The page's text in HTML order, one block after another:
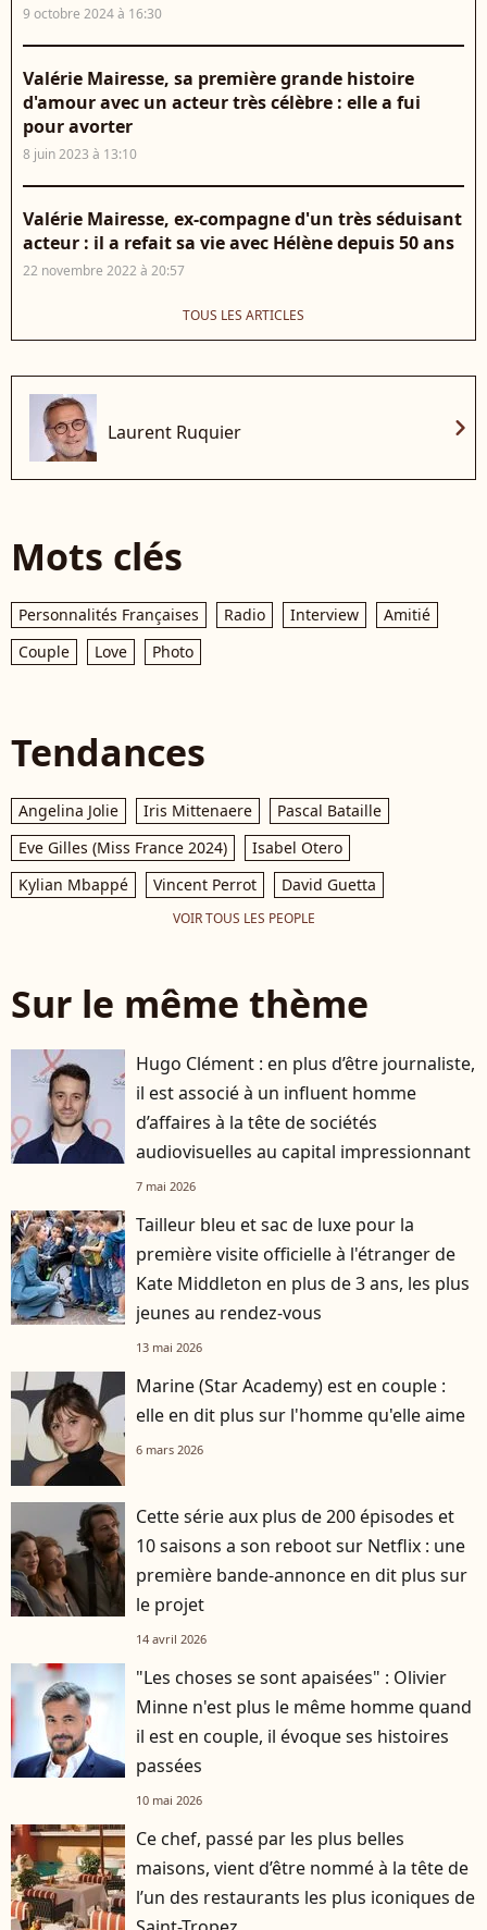
9 octobre 2024 à 16:30
Valérie Mairesse, sa première grande histoire
d'amour avec un acteur très célèbre : elle a fui
pour avorter
8 juin 2023 à 13:10
Valérie Mairesse, ex-compagne d'un très séduisant
acteur : il a refait sa vie avec Hélène depuis 50 ans
22 novembre 2022 à 20:57
TOUS LES ARTICLES
Laurent Ruquier chevron_right
Mots clés
Personnalités Françaises Radio Interview
Amitié
Couple
Love Photo
Tendances
Angelina Jolie Iris Mittenaere
Pascal Bataille
Eve Gilles (Miss France 2024)
Isabel Otero
Kylian Mbappé
Vincent Perrot David Guetta
VOIR TOUS LES PEOPLE
Sur le même thème
Hugo Clément : en plus d’être journaliste,
il est associé à un influent homme
d’affaires à la tête de sociétés
audiovisuelles au capital impressionnant
7 mai 2026
Tailleur bleu et sac de luxe pour la
première visite officielle à l'étranger de
Kate Middleton en plus de 3 ans, les plus
jeunes au rendez-vous
13 mai 2026
Marine (Star Academy) est en couple :
elle en dit plus sur l'homme qu'elle aime
6 mars 2026
Cette série aux plus de 200 épisodes et
10 saisons a son reboot sur Netflix : une
première bande-annonce en dit plus sur
le projet
14 avril 2026
"Les choses se sont apaisées" : Olivier
Minne n'est plus le même homme quand
il est en couple, il évoque ses histoires
passées
10 mai 2026
Ce chef, passé par les plus belles
maisons, vient d’être nommé à la tête de
l’un des restaurants les plus iconiques de